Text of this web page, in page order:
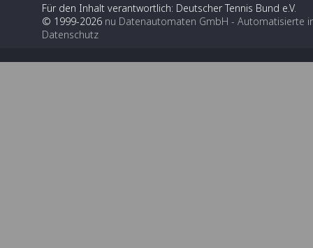
Für den Inhalt verantwortlich: Deutscher Tennis Bund e.V.
© 1999-2026 nu Datenautomaten GmbH - Automatisierte
Datenschutz